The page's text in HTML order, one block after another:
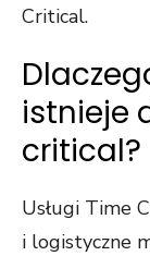
Critical.
istnieje
critical?
Usługi Time
i logistyczne